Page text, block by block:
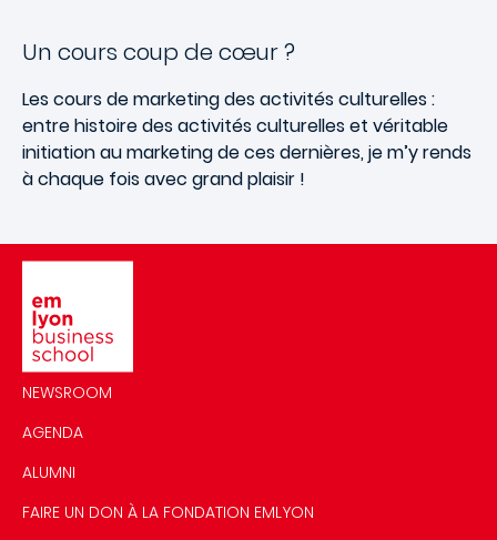
Un cours coup de cœur ?
Les cours de marketing des activités culturelles :
entre histoire des activités culturelles et véritable
initiation au marketing de ces dernières, je m’y rends
à chaque fois avec grand plaisir !
NEWSROOM
AGENDA
ALUMNI
FAIRE UN DON À LA FONDATION EMLYON